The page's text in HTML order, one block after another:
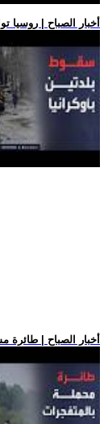
.. أخبار الصباح | روسيا
.. أخبار الصباح |